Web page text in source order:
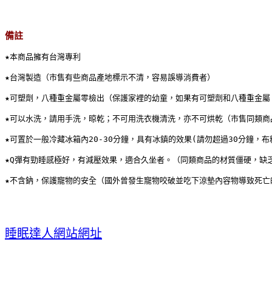
備註
★本商品擁有台灣專利
★台灣製造（市售有些商品產地標示不清，容易誤導消費者）
★可塑劑，八種重金屬零檢出（保護家裡的幼童，如果有可塑劑和八種重金
★可以水洗，請用手洗，晾乾；不可用洗衣機清洗，亦不可烘乾（市售同類
★可置於一般冷藏冰箱內20-30分鐘，具有冰鎮的效果(請勿超過30分鐘，
★Q彈有勁睡感極好，有減壓效果，適合久坐者。（同類商品的材質僵硬，缺
★不含鈉，保護寵物的安全（國外曾發生寵物咬破並吃下涼墊內容物導致死
睡眠達人網站網址